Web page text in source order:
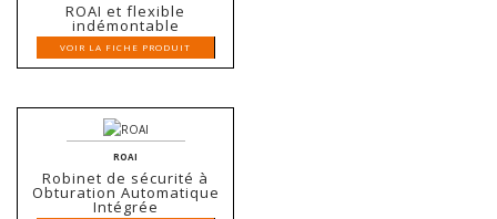
ROAI et flexible
indémontable
VOIR LA FICHE PRODUIT
ROAI
Robinet de sécurité à
Obturation Automatique
Intégrée